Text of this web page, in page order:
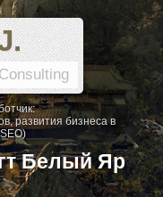
развития бизнеса в
Белый Яр